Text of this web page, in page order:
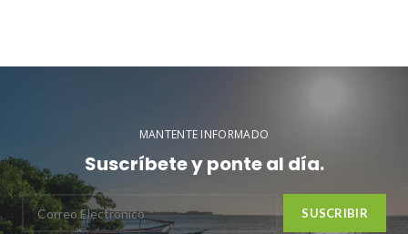
MANTENTE INFORMADO
Suscríbete y ponte al día.